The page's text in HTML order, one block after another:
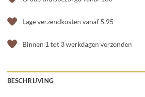
Lage verzendkosten vanaf 5,95
Binnen 1 tot 3 werkdagen verzonden
BESCHRIJVING